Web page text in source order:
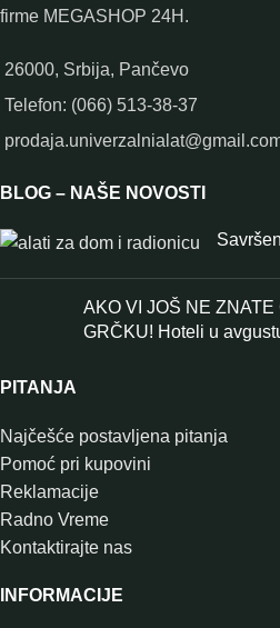
firme MEGASHOP 24H.
26000, Srbija, Pančevo
Telefon: (066) 513-38-37
BLOG – NAŠE NOVOSTI
AKO VI JOŠ NE ZNATE
GRČKU! Hoteli u
PITANJA
Najčešće postavljena pitanja
Pomoć pri kupovini
Reklamacije
Radno Vreme
Kontaktirajte nas
INFORMACIJE